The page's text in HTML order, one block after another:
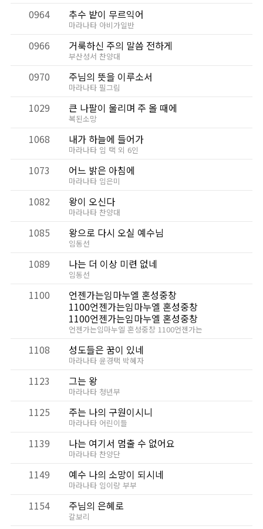
0964 추수 밭이 무르익어
마라나타 아비가일반
0966 거룩하신 주의 말씀 전하게
부산성서 찬양대
0970 주님의 뜻을 이루소서
마라나타 필그림
1029 큰 나팔이 울리며 주 올 때에
복된소망
1068 내가 하늘에 들어가
마라나타 임 택 외 6인
1073 어느 밝은 아침에
마라나타 임은미
1082 왕이 오신다
마라나타 찬양대
1085 왕으로 다시 오실 예수님
임동선
1089 나는 더 이상 미련 없네
임동선
1100
언젠가는임마누엘 혼성중창
1100언젠가는임마누엘 혼성중창
1100언젠가는임마누엘 혼성중창
언젠가는임마누엘 혼성중창 1100언젠가는
1108 성도들은 꿈이 있네
마라나타 윤경택 박혜자
1123 그는 왕
마라나타 청년부
1125 주는 나의 구원이시니
마라나타 어린이들
1139 나는 여기서 멈출 수 없어요
마라나타 찬양단
1149 예수 나의 소망이 되시네
마라나타 임이랑 부부
1154 주님의 은혜로
갈보리